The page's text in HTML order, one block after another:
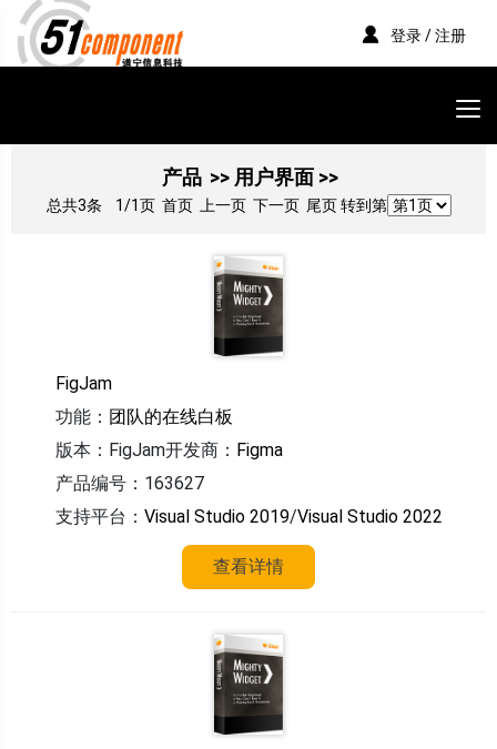
登录 / 注册
产品 >> 用户界面 >>
总共3条 1/1页 首页 上一页 下一页 尾页 转到第
FigJam
功能： 团队的在线白板
版本：FigJam开发商： Figma
产品编号：163627
支持平台： Visual Studio 2019/Visual Studio 2022
查看详情